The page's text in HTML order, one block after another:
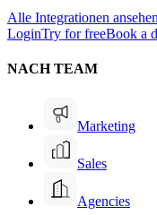
Alle Integrationen ansehen
LoginTry for freeBook a
NACH TEAM
Marketing
Sales
Agencies